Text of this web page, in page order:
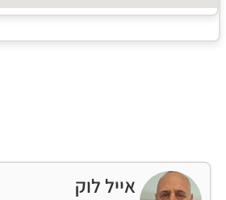
אייל לוק